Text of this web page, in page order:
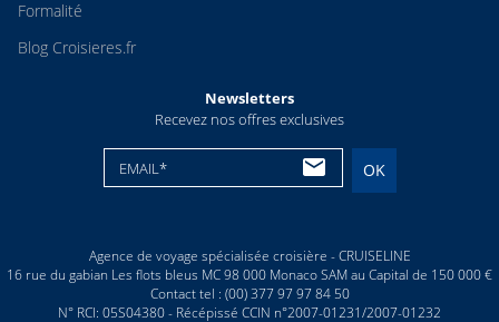
Formalité
Blog Croisieres.fr
Newsletters
Recevez nos offres exclusives
EMAIL* OK
Agence de voyage spécialisée croisière - CRUISELINE
16 rue du gabian Les flots bleus MC 98 000 Monaco SAM au Capital de 150 000 €
Contact tel : (00) 377 97 97 84 50
N° RCI: 05S04380 - Récépissé CCIN n°2007-01231/2007-01232